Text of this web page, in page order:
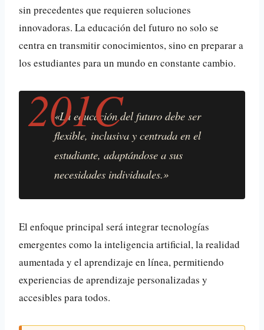
sin precedentes que requieren soluciones
innovadoras. La educación del futuro no solo se
centra en transmitir conocimientos, sino en preparar a
los estudiantes para un mundo en constante cambio.
«La educación del futuro debe ser
flexible, inclusiva y centrada en el
estudiante, adaptándose a sus
necesidades individuales.»
El enfoque principal será integrar tecnologías
emergentes como la inteligencia artificial, la realidad
aumentada y el aprendizaje en línea, permitiendo
experiencias de aprendizaje personalizadas y
accesibles para todos.